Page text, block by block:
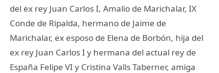
del ex rey Juan Carlos I, Amalio de Marichalar, IX
Conde de Ripalda, hermano de Jaime de
Marichalar, ex esposo de Elena de Borbón, hija del
ex rey Juan Carlos I y hermana del actual rey de
España Felipe VI y Cristina Valls Taberner, amiga